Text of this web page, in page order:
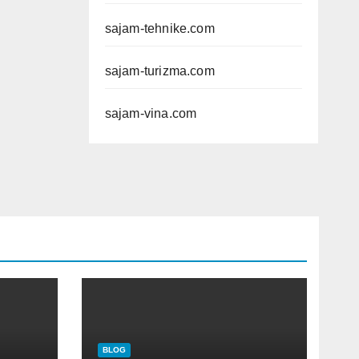
sajam-tehnike.com
sajam-turizma.com
sajam-vina.com
BLOG